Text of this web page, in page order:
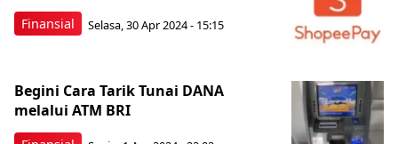
Finansial Selasa, 30 Apr 2024 - 15:15
Begini Cara Tarik Tunai DANA
melalui ATM BRI